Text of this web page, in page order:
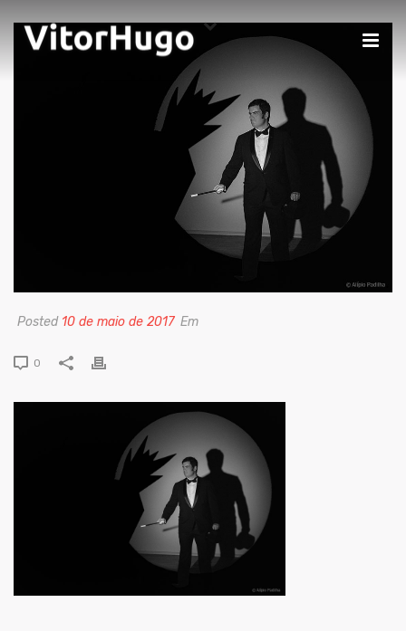
Posted 10 de maio de 2017 Em
0